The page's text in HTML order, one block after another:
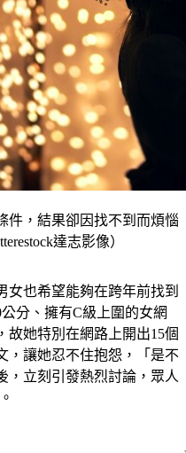
件，結果卻因找不到而煩惱
達志影像）
女也希望能夠在跨年前找到
分、擁有C級上圍的女網
故她特別在網路上開出15個
，讓她忍不住抱怨，「是不
，立刻引發熱烈討論，眾人